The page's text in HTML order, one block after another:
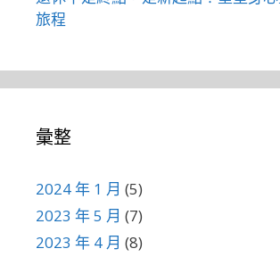
旅程
彙整
2024 年 1 月 (5)
2023 年 5 月 (7)
2023 年 4 月 (8)